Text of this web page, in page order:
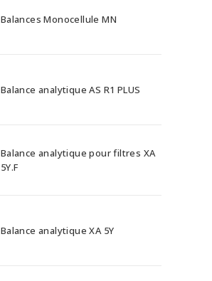
Balances Monocellule MN
Balance analytique AS R1 PLUS
Balance analytique pour filtres XA
5Y.F
Balance analytique XA 5Y